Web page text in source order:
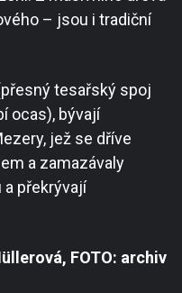
– jsou i tradiční
tesařský spoj
ocas), bývají
jež se dříve
a zamazávaly
a překrývají
FOTO: archiv